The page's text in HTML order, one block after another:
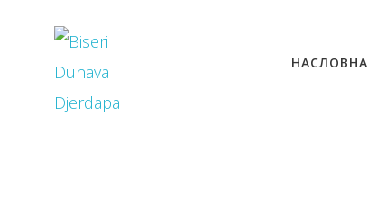
НАСЛОВНА